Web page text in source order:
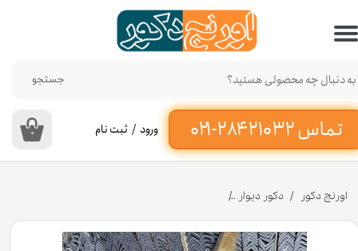
تماس ۳۲ ۲۱۰ ۲۸۴-۰۲۱‌
جستجو
۰ ورود / ثبت نام
حساب کاربری من
تغییر گذر واژه
سفارشات
خروج از حساب کاربری
اورنج دکور دکور دیوار